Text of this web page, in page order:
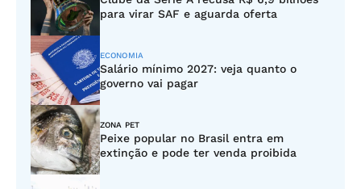
para virar SAF e aguarda oferta
ECONOMIA
Salário mínimo 2027: veja quanto o
governo vai pagar
ZONA PET
Peixe popular no Brasil entra em
extinção e pode ter venda proibida